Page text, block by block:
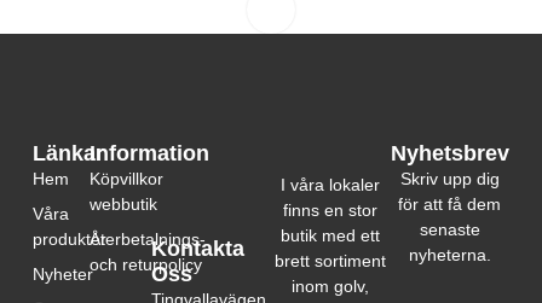
I våra lokaler
finns en stor
butik med ett
brett sortiment
inom golv,
Information
Köpvillkor
webbutik
Återbetalnings-
och returpolicy
Länkar
Hem
Våra
produkter
Nyheter
Kontakta
Oss
Nyhetsbrev
Skriv upp dig
för att få dem
senaste
nyheterna.